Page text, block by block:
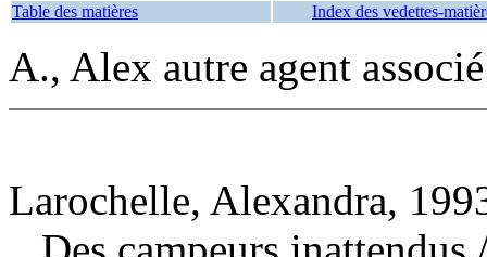
Table des matières Index des vedettes-
A., Alex autre agent
Larochelle, Alexandra,